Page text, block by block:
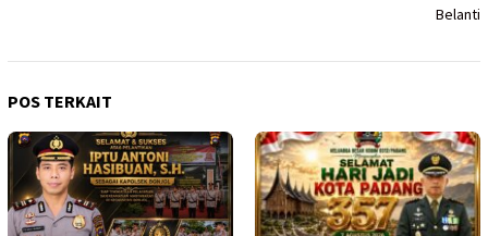
Belanti
POS TERKAIT